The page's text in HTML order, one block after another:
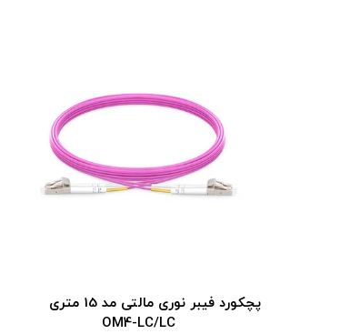
پچکورد فیبر نوری مالتی مد 15 متری
OM4-LC/LC